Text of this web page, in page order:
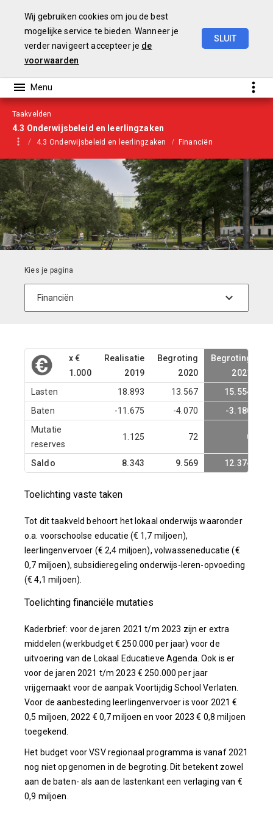
Taakvelden
4.3 Onderwijsbeleid en leerlingzaken
4.3 Onderwijsbeleid en leerlingzaken Financiën
x €
1.000
Realisatie
2019
Begroting
2020
Begroting
2021
Lasten 18.893 13.567
15.554
Baten
-11.675 -4.070
-3.180
Mutatie
reserves
1.125 72 0
Saldo 8.343 9.569 12.374
Toelichting vaste taken
Tot dit taakveld behoort het lokaal onderwijs waaronder
o.a. voorschoolse educatie (€ 1,7 miljoen),
leerlingenvervoer (€ 2,4 miljoen), volwasseneducatie (€
0,7 miljoen), subsidieregeling onderwijs-leren-opvoeding
(€ 4,1 miljoen).
Toelichting financiële mutaties
Kaderbrief: voor de jaren 2021 t/m 2023 zijn er extra
middelen (werkbudget € 250.000 per jaar) voor de
uitvoering van de Lokaal Educatieve Agenda. Ook is er
voor de jaren 2021 t/m 2023 € 250.000 per jaar
vrijgemaakt voor de aanpak Voortijdig School Verlaten.
Voor de aanbesteding leerlingenvervoer is voor 2021 €
0,5 miljoen, 2022 € 0,7 miljoen en voor 2023 € 0,8 miljoen
toegekend.
Het budget voor VSV regionaal programma is vanaf 2021
nog niet opgenomen in de begroting. Dit betekent zowel
aan de baten- als aan de lastenkant een verlaging van €
0,9 miljoen.
Wij gebruiken cookies om jou de best
mogelijke service te bieden. Wanneer je
verder navigeert accepteer je de
voorwaarden
SLUIT